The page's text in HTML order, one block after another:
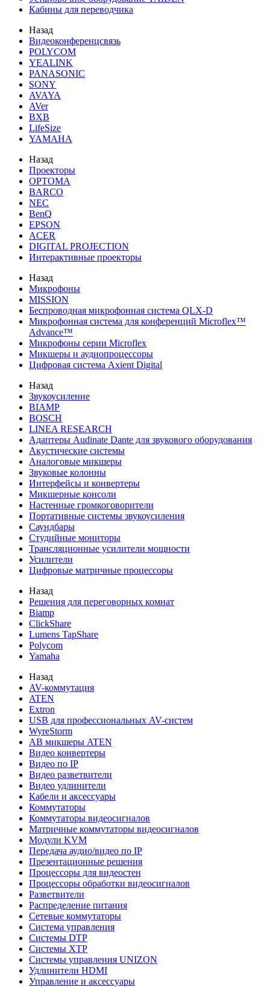
Кабины для переводчика
Назад
Видеоконференцсвязь
POLYCOM
YEALINK
PANASONIC
SONY
AVAYA
AVer
BXB
LifeSize
YAMAHA
Назад
Проекторы
OPTOMA
BARCO
NEC
BenQ
EPSON
ACER
DIGITAL PROJECTION
Интерактивные проекторы
Назад
Микрофоны
MISSION
Беспроводная микрофонная система QLX-D
Микрофонная система для конференций Microflex™
Advance™
Микрофоны серии Microflex
Микшеры и аудиопроцессоры
Цифровая система Axient Digital
Назад
Звукоусиление
BIAMP
BOSCH
LINEA RESEARCH
Адаптеры Audinate Dante для звукового оборудования
Акустические системы
Аналоговые микшеры
Звуковые колонны
Интерфейсы и конвертеры
Микшерные консоли
Настенные громкоговорители
Портативные системы звукоусиления
Саундбары
Студийные мониторы
Трансляционные усилители мощности
Усилители
Цифровые матричные процессоры
Назад
Решения для переговорных комнат
Biamp
ClickShare
Lumens TapShare
Polycom
Yamaha
Назад
AV-коммутация
ATEN
Extron
USB для профессиональных AV-систем
WyreStorm
АВ микшеры ATEN
Видео конвертеры
Видео по IP
Видео разветвители
Видео удлинители
Кабели и аксессуары
Коммутаторы
Коммутаторы видеосигналов
Матричные коммутаторы видеосигналов
Модули KVM
Передача аудио/видео по IP
Презентационные решения
Процессоры для видеостен
Процессоры обработки видеосигналов
Разветвители
Распределение питания
Сетевые коммутаторы
Система управления
Системы DTP
Системы XTP
Системы управления UNIZON
Удлинители HDMI
Управление и аксессуары